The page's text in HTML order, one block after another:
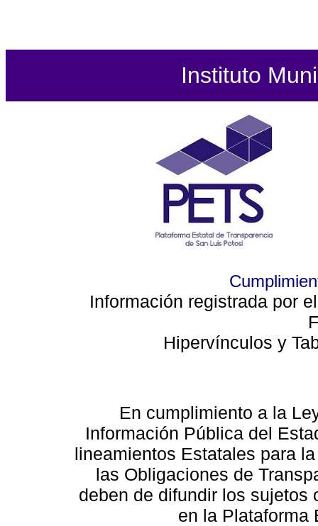
Instituto
Información registrada por
Hipervínculos y
En cumplimiento a la
Información Pública del
lineamientos Estatales para
las Obligaciones de
deben de difundir los sujetos
en la Plataforma